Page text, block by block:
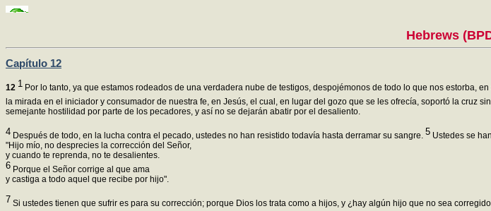
Hebrews
Capítulo 12
12 1 Por lo tanto, ya que estamos rodeados de una verdadera nube de testigos, despojémonos de todo lo que nos estorba,
la mirada en el iniciador y consumador de nuestra fe, en Jesús, el cual, en lugar del gozo que se les ofrecía, soportó la cruz
semejante hostilidad por parte de los pecadores, y así no se dejarán abatir por el desaliento.
4 Después de todo, en la lucha contra el pecado, ustedes no han resistido todavía hasta derramar su sangre. 5 Ustedes se
"Hijo mío, no desprecies la corrección del Señor,
y cuando te reprenda, no te desalientes.
6 Porque el Señor corrige al que ama
y castiga a todo aquel que recibe por hijo".
7 Si ustedes tienen que sufrir es para su corrección; porque Dios los trata como a hijos, y ¿hay algún hijo que no sea